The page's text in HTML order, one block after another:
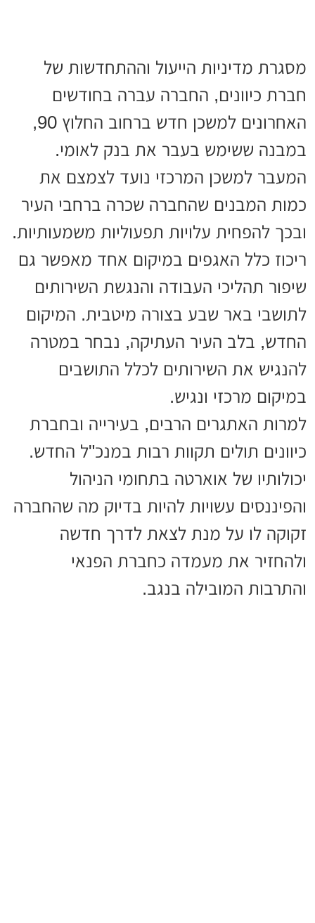
מסגרת מדיניות הייעול וההתחדשות של
חברת כיוונים, החברה עברה בחודשים
האחרונים למשכן חדש ברחוב החלוץ 90,
במבנה ששימש בעבר את בנק לאומי.
המעבר למשכן המרכזי נועד לצמצם את
כמות המבנים שהחברה שכרה ברחבי העיר
ובכך להפחית עלויות תפעוליות משמעותיות.
ריכוז כלל האגפים במיקום אחד מאפשר גם
שיפור תהליכי העבודה והנגשת השירותים
לתושבי באר שבע בצורה מיטבית. המיקום
החדש, בלב העיר העתיקה, נבחר במטרה
להנגיש את השירותים לכלל התושבים
במיקום מרכזי ונגיש.
למרות האתגרים הרבים, בעירייה ובחברת
כיוונים תולים תקוות רבות במנכ"ל החדש.
יכולותיו של אוארטה בתחומי הניהול
והפיננסים עשויות להיות בדיוק מה שהחברה
זקוקה לו על מנת לצאת לדרך חדשה
ולהחזיר את מעמדה כחברת הפנאי
והתרבות המובילה בנגב.